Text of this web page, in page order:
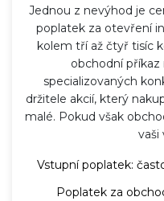
Jednou z nevýhod je
poplatek za otevření
kolem tří až čtyř tisíc
obchodní
specializovaných
držitele akcií, který
malé. Pokud však
vaši
Vstupní poplatek:
Poplatek za